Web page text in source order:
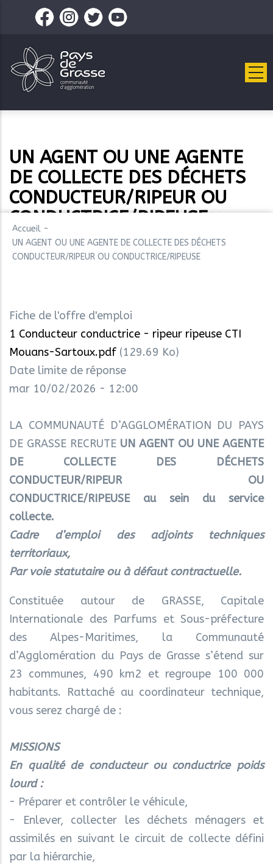
contenu
principal
UN AGENT OU UNE AGENTE
DE COLLECTE DES DÉCHETS
CONDUCTEUR/RIPEUR OU
CONDUCTRICE/RIPEUSE
Accueil -
UN AGENT OU UNE AGENTE DE COLLECTE DES DÉCHETS
CONDUCTEUR/RIPEUR OU CONDUCTRICE/RIPEUSE
Fiche de l'offre d'emploi
1 Conducteur conductrice - ripeur ripeuse CTI
Mouans-Sartoux.pdf (129.69 Ko)
Date limite de réponse
mar 10/02/2026 - 12:00
LA COMMUNAUTÉ D’AGGLOMÉRATION DU PAYS
DE GRASSE RECRUTE UN AGENT OU UNE AGENTE
DE COLLECTE DES DÉCHETS
CONDUCTEUR/RIPEUR OU
CONDUCTRICE/RIPEUSE au sein du service
collecte.
Cadre d’emploi des adjoints techniques
territoriaux,
Par voie statutaire ou à défaut contractuelle.
Constituée autour de GRASSE, Capitale
Internationale des Parfums et Sous-préfecture
des Alpes-Maritimes, la Communauté
d’Agglomération du Pays de Grasse s’étend sur
23 communes, 490 km2 et regroupe 100 000
habitants. Rattaché au coordinateur technique,
vous serez chargé de :
MISSIONS
En qualité de conducteur ou conductrice poids
lourd :
- Préparer et contrôler le véhicule,
- Enlever, collecter les déchets ménagers et
assimilés en suivant le circuit de collecte défini
par la hiérarchie,